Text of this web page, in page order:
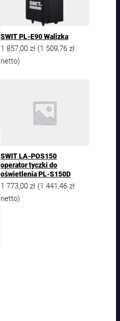
SWIT PL-E90 Walizka
1 857,00 zł (1 509,76 zł
netto)
SWIT LA-POS150
operator tyczki do
oświetlenia PL-S150D
1 773,00 zł (1 441,46 zł
netto)